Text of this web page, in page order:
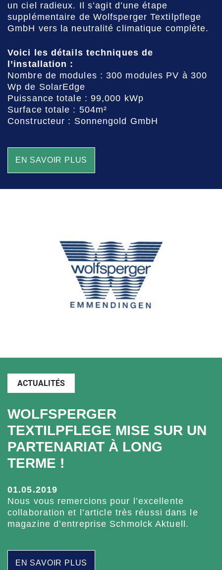
un ciel radieux. Il s’agit d’une étape
supplémentaire de Wolfsperger Textilpflege
GmbH vers la neutralité climatique complète.
Voici les détails techniques de
l’installation :
Nombre de modules : 300 modules PV à 300
Wp de SolarEdge
Puissance totale : 99,000 kWp
Surface totale : 504m²
Constructeur : Sonnengold GmbH
EN SAVOIR PLUS
ACTUALITÉS
WOLFSPERGER
TEXTILPFLEGE MISE SUR UN
PARTENARIAT À LONG
TERME !
01.05.2019
Nous vous remercions pour l’excellente
collaboration et l’article très réussi dans le
magazine d’entreprise Schmolck Aktuell.
EN SAVOIR PLUS